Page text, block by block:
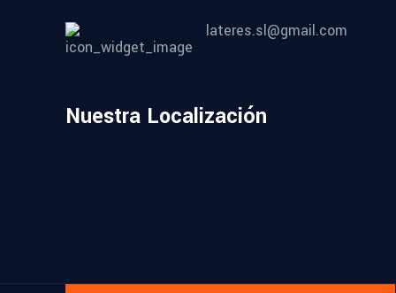
lateres.sl@gmail.com
Nuestra Localización